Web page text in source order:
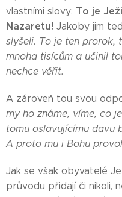
vlastními slovy: To je
Nazaretu! Jakoby jim
slyšeli. To je ten prorok,
mnoha tisícům a učinil
nechce věřit.
A zároveň tou svou
my ho známe, víme, co
tomu oslavujícímu davu
A proto mu i Bohu
Jak se však obyvatelé
průvodu přidají či nikoli,